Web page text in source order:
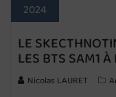
2024
LE
LES BTS SAM1
Nicolas LAURET